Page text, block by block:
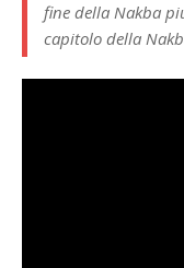
fine della Nakba
capitolo della